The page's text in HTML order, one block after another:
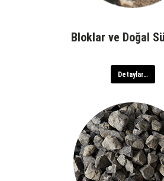
Bloklar ve Doğal
Detaylar…